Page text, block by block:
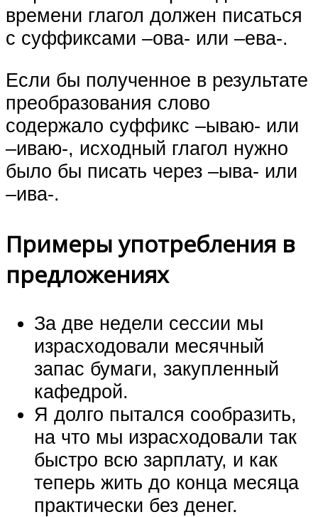
времени глагол должен писаться
с суффиксами –ова- или –ева-.
Если бы полученное в результате
преобразования слово
содержало суффикс –ываю- или
–иваю-, исходный глагол нужно
было бы писать через –ыва- или
–ива-.
Примеры употребления в
предложениях
За две недели сессии мы
израсходовали месячный
запас бумаги, закупленный
кафедрой.
Я долго пытался сообразить,
на что мы израсходовали так
быстро всю зарплату, и как
теперь жить до конца месяца
практически без денег.